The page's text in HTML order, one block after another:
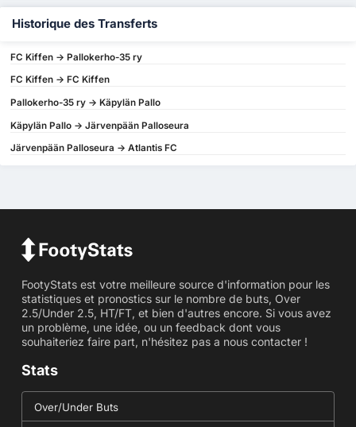
Historique des Transferts
FC Kiffen -> Pallokerho-35 ry
FC Kiffen -> FC Kiffen
Pallokerho-35 ry -> Käpylän Pallo
Käpylän Pallo -> Järvenpään Palloseura
Järvenpään Palloseura -> Atlantis FC
FootyStats est votre meilleure source d'information pour les
statistiques et pronostics sur le nombre de buts, Over
2.5/Under 2.5, HT/FT, et bien d'autres encore. Si vous avez
un problème, une idée, ou un feedback dont vous
souhaiteriez faire part, n'hésitez pas a nous contacter !
Stats
Over/Under Buts